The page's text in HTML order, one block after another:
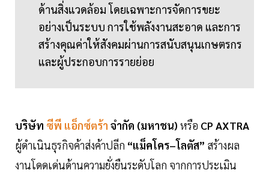
ด้านสิ่งแวดล้อม โดยเฉพาะการจัดการขยะ
อย่างเป็นระบบ การใช้พลังงานสะอาด และการ
สร้างคุณค่าให้สังคมผ่านการสนับสนุนเกษตรกร
และผู้ประกอบการรายย่อย
บริษัท ซีพี แอ็กซ์ตร้า จำกัด (มหาชน) หรือ CP AXTRA
ผู้ดำเนินธุรกิจค้าส่งค้าปลีก “แม็คโคร–โลตัส” สร้างผล
งานโดดเด่นด้านความยั่งยืนระดับโลก จากการประเมิน